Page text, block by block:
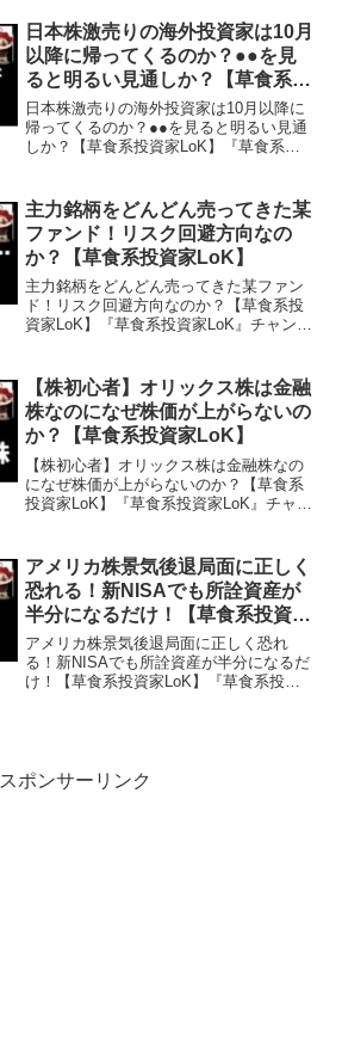
かりやすく発信しております。投資や副
業、スキルアップしたい...
日本株激売りの海外投資家は10月
以降に帰ってくるのか？●●を見
ると明るい見通しか？【草食系投
資家LoK】
日本株激売りの海外投資家は10月以降に
帰ってくるのか？●●を見ると明るい見通
しか？【草食系投資家LoK】『草食系投
超わかりやすく発信しております。投資
や副業、スキルア...
主力銘柄をどんどん売ってきた某
ファンド！リスク回避方向なの
か？【草食系投資家LoK】
主力銘柄をどんどん売ってきた某ファン
ド！リスク回避方向なのか？【草食系投
資家LoK】『草食系投資家LoK』チャンネ
しております。投資や副業、スキルアッ
プしたいビジネスパ...
【株初心者】オリックス株は金融
株なのになぜ株価が上がらないの
か？【草食系投資家LoK】
【株初心者】オリックス株は金融株なの
になぜ株価が上がらないのか？【草食系
投資家LoK】『草食系投資家LoK』チャン
信しております。投資や副業、スキルア
ップしたいビジネス...
アメリカ株景気後退局面に正しく
恐れる！新NISAでも所詮資産が
半分になるだけ！【草食系投資家
LoK】
アメリカ株景気後退局面に正しく恐れ
る！新NISAでも所詮資産が半分になるだ
け！【草食系投資家LoK】『草食系投資
スポンサーリンク